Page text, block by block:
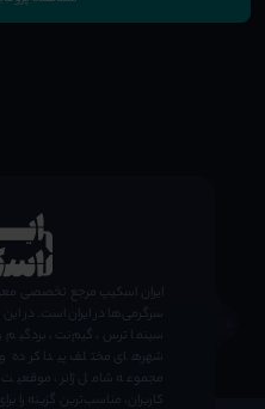
ایران اسکیپ مرجع تخصصی
سرگرمی‌ها در ایران است. در این
سینما ترس، گیم‌نت، بردگیم
شهرهای مختلف پیدا کرده
مجموعه شامل ژانر، موقعیت
کاربران، مناسب‌ترین گزینه را